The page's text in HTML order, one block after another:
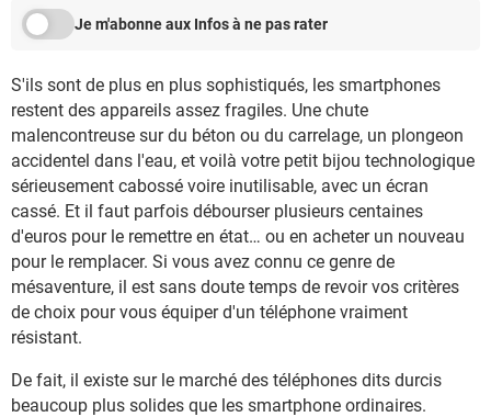
Je m'abonne aux Infos à ne pas rater
S'ils sont de plus en plus sophistiqués, les smartphones
restent des appareils assez fragiles. Une chute
malencontreuse sur du béton ou du carrelage, un plongeon
accidentel dans l'eau, et voilà votre petit bijou technologique
sérieusement cabossé voire inutilisable, avec un écran
cassé. Et il faut parfois débourser plusieurs centaines
d'euros pour le remettre en état… ou en acheter un nouveau
pour le remplacer. Si vous avez connu ce genre de
mésaventure, il est sans doute temps de revoir vos critères
de choix pour vous équiper d'un téléphone vraiment
résistant.
De fait, il existe sur le marché des téléphones dits durcis
beaucoup plus solides que les smartphone ordinaires.